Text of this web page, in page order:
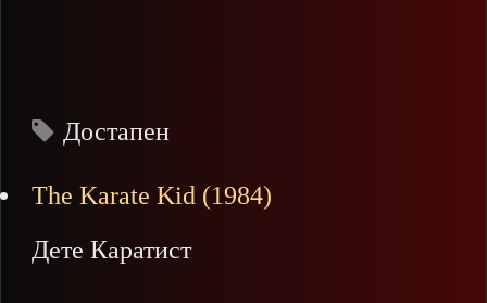
Достапен
The Karate Kid (1984)
Дете Каратист